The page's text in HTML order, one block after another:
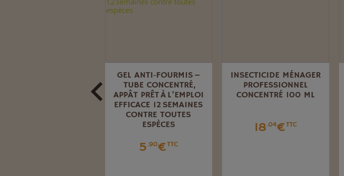
GEL ANTI‑FOURMIS –
TUBE CONCENTRÉ,
APPÂT PRÊT À L’EMPLOI
EFFICACE 12 SEMAINES
CONTRE TOUTES
ESPÈCES
5.90€TTC
INSECTICIDE MÉNAGER
PROFESSIONNEL
CONCENTRÉ 100 ML
18.04€TTC